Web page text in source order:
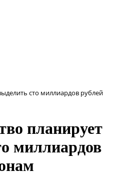
сто миллиардов рублей
планирует
миллиардов